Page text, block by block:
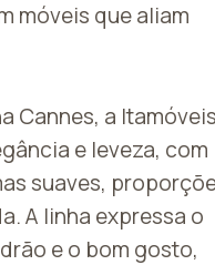
móveis que aliam
Cannes, a Itamóveis
e leveza, com
suaves,
A linha expressa o
e o bom gosto,